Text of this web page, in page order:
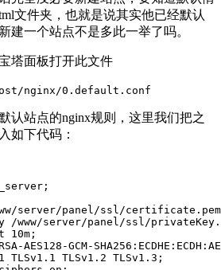
文件夹，也就是说其实他已经默认
建一个站点不是多此一举了吗。
塔面板打开此文件
nginx/0.default.conf
认站点的nginx规则，这里我们把之
如下代码：
server/panel/ssl/
/www/server/panel/ssl/
10m;
AES128-GCM-
TLSv1.1 TLSv1.2 TLSv1.3;